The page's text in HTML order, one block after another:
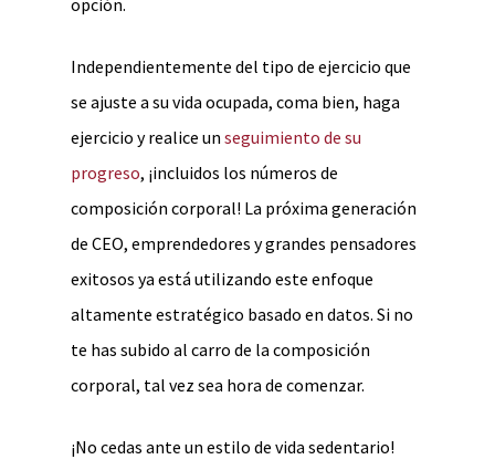
opción.
Independientemente del tipo de ejercicio que
se ajuste a su vida ocupada, coma bien, haga
ejercicio y realice un seguimiento de su
progreso, ¡incluidos los números de
composición corporal! La próxima generación
de CEO, emprendedores y grandes pensadores
exitosos ya está utilizando este enfoque
altamente estratégico basado en datos. Si no
te has subido al carro de la composición
corporal, tal vez sea hora de comenzar.
¡No cedas ante un estilo de vida sedentario!